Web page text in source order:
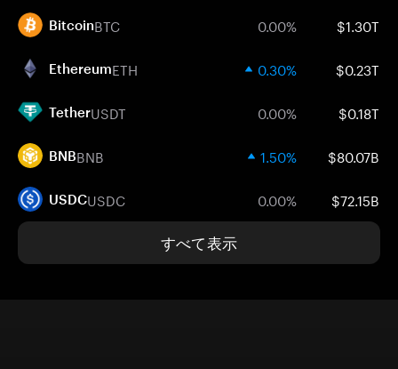
BitcoinBTC 0.00% $1.30T
EthereumETH 0.30% $0.23T
TetherUSDT 0.00% $0.18T
BNBBNB 1.50% $80.07B
USDCUSDC 0.00% $72.15B
すべて表示